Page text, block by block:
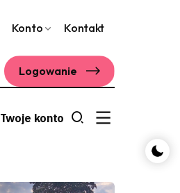
Konto Kontakt
Logowanie
Twoje konto